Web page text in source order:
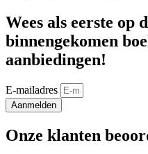
Wees als eerste op
binnengekomen
aanbiedingen!
E-mailadres
Aanmelden
Onze klanten